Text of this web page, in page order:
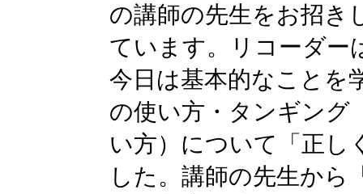
の講師の先生をお招き
ています。リコーダー
今日は基本的なことを
の使い方・タンギング
い方）について「正し
した。講師の先生から